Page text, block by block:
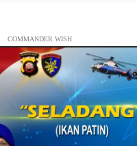
COMMANDER WISH